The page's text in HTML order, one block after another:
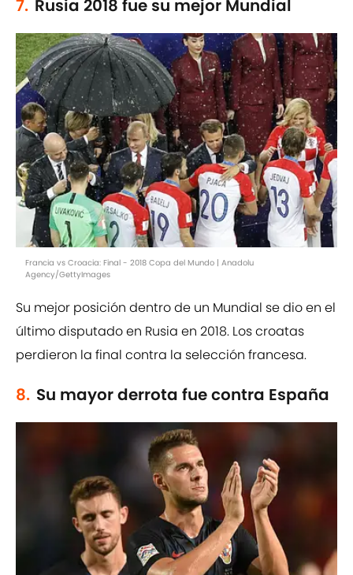
7. Rusia 2018 fue su mejor Mundial
Francia vs Croacia: Final - 2018 Copa del Mundo | Anadolu
Agency/GettyImages
Su mejor posición dentro de un Mundial se dio en el
último disputado en Rusia en 2018. Los croatas
perdieron la final contra la selección francesa.
8. Su mayor derrota fue contra España